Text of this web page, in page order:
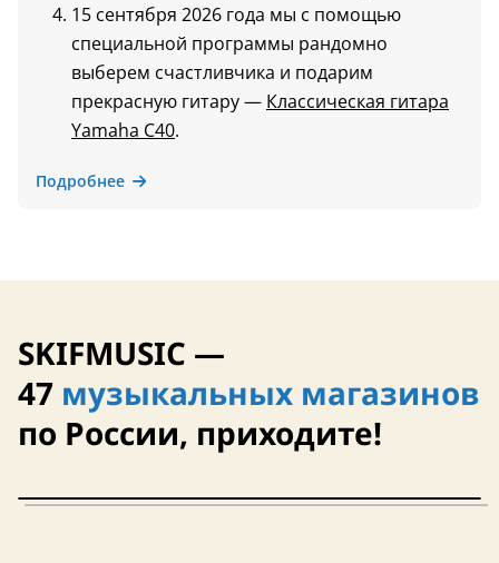
15 сентября 2026 года мы с помощью
специальной программы рандомно
выберем счастливчика и подарим
прекрасную гитару — Классическая гитара
Yamaha C40.
Подробнее
SKIFMUSIC —
47 музыкальных магазинов
по России, приходите!